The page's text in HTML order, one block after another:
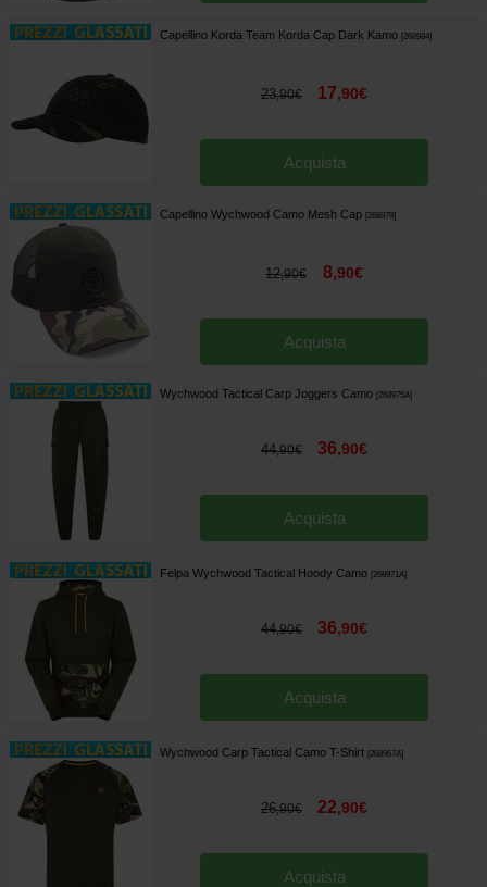
Capellino Korda Team Korda Cap Dark Kamo 268984]
23,90€ 17,90€
Acquista
Capellino Wychwood Camo Mesh Cap 268979]
12,90€ 8,90€
Acquista
Wychwood Tactical Carp Joggers Camo 268975A]
44,90€ 36,90€
Acquista
Felpa Wychwood Tactical Hoody Camo 268971A]
44,90€ 36,90€
Acquista
Wychwood Carp Tactical Camo T-Shirt 268967A]
26,90€ 22,90€
Acquista